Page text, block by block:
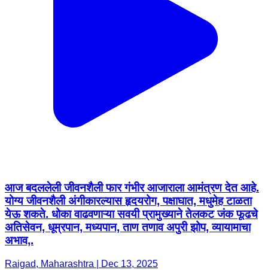
आज बदललेली जीवनशैली फार गंभीर आजाराला आमंत्रण देत आहे.
योग्य जीवनशैली अंगीकारल्यास हृदयरोग, पक्षाघात, मधुमेह टाळता
येऊ शकते. धोका वाढवणाऱ्या सवयी प्रामुख्याने तेलकट जंक फूढचे
अतिसेवन, धूम्रपान, मध्यपान, ताण तणाव अपुरी झोप, व्यायामाचा
अभाव,.
Raigad, Maharashtra | Dec 13, 2025